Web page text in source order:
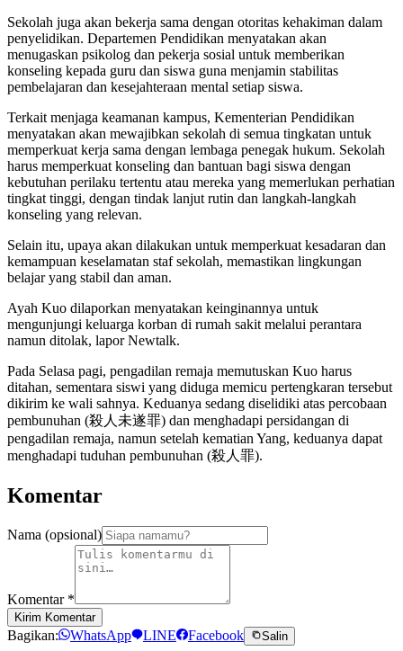
Sekolah juga akan bekerja sama dengan otoritas kehakiman dalam
penyelidikan. Departemen Pendidikan menyatakan akan
menugaskan psikolog dan pekerja sosial untuk memberikan
konseling kepada guru dan siswa guna menjamin stabilitas
pembelajaran dan kesejahteraan mental setiap siswa.
Terkait menjaga keamanan kampus, Kementerian Pendidikan
menyatakan akan mewajibkan sekolah di semua tingkatan untuk
memperkuat kerja sama dengan lembaga penegak hukum. Sekolah
harus memperkuat konseling dan bantuan bagi siswa dengan
kebutuhan perilaku tertentu atau mereka yang memerlukan perhatian
tingkat tinggi, dengan tindak lanjut rutin dan langkah-langkah
konseling yang relevan.
Selain itu, upaya akan dilakukan untuk memperkuat kesadaran dan
kemampuan keselamatan staf sekolah, memastikan lingkungan
belajar yang stabil dan aman.
Ayah Kuo dilaporkan menyatakan keinginannya untuk
mengunjungi keluarga korban di rumah sakit melalui perantara
namun ditolak, lapor Newtalk.
Pada Selasa pagi, pengadilan remaja memutuskan Kuo harus
ditahan, sementara siswi yang diduga memicu pertengkaran tersebut
dikirim ke wali sahnya. Keduanya sedang diselidiki atas percobaan
pembunuhan (殺人未遂罪) dan menghadapi persidangan di
pengadilan remaja, namun setelah kematian Yang, keduanya dapat
menghadapi tuduhan pembunuhan (殺人罪).
Komentar
Nama (opsional)
Komentar *
Kirim Komentar
Bagikan: WhatsApp LINE Facebook Salin